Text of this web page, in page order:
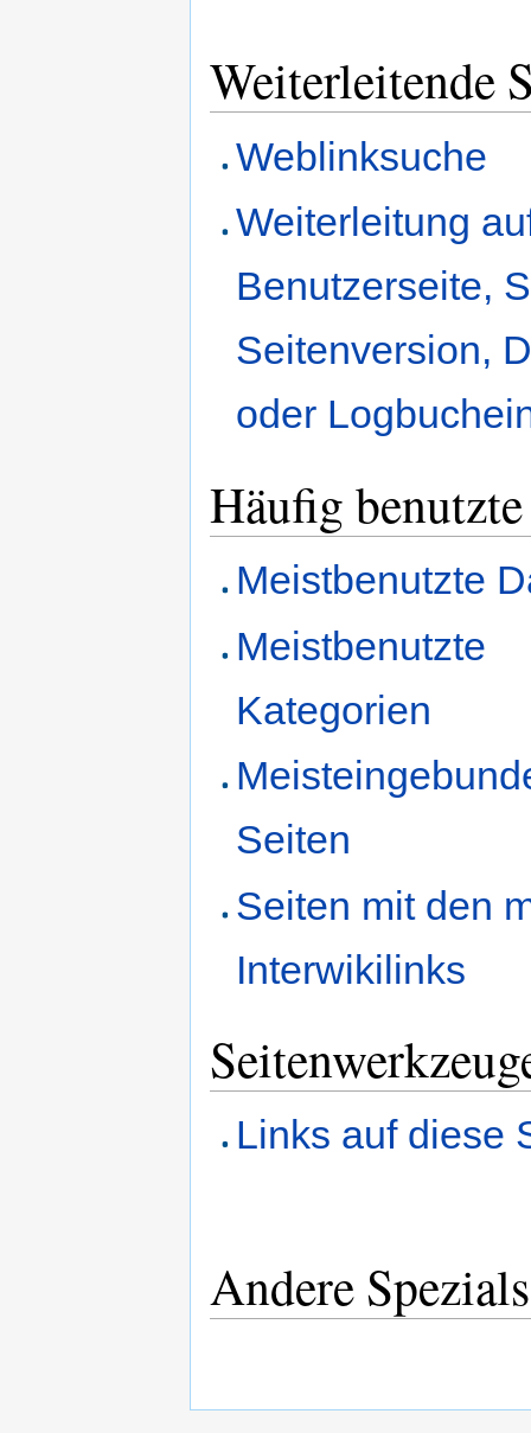
Weiterleitende
Weblinksuche
Weiterleitung
Benutzerseite,
Seitenversion,
oder
Häufig
Meistbenutzte
Meistbenutzte
Kategorien
Seiten
Seiten mit den
Interwikilinks
Links auf diese
Andere